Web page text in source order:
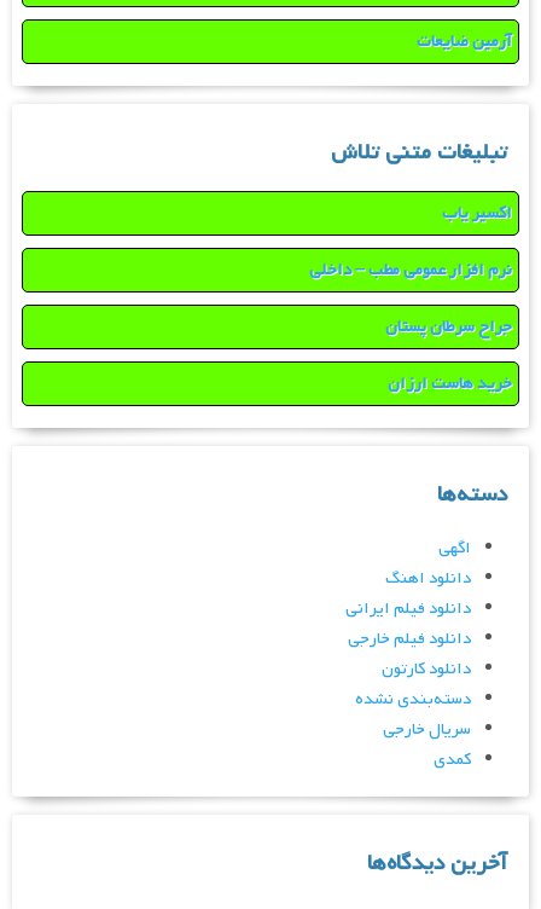
آرمین ضایعات
تبلیغات متنی تلاش
اکسیر یاب
نرم افزار عمومی مطب – داخلی
جراح سرطان پستان
خرید هاست ارزان
دسته‌ها
اگهی
دانلود اهنگ
دانلود فیلم ایرانی
دانلود فیلم خارجی
دانلود کارتون
دسته‌بندی نشده
سریال خارجی
کمدی
آخرین دیدگاه‌ها